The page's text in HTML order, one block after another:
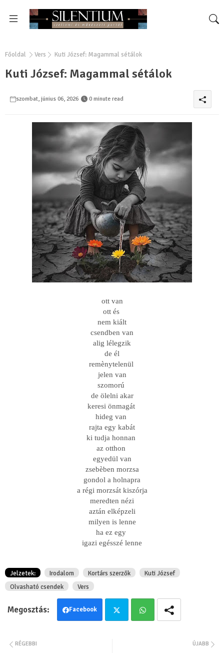
Főoldal Vers Kuti József: Magammal sétálok
Kuti József: Magammal sétálok
szombat, június 06, 2026 0 minute read
ott van
ott és
nem kiált
csendben van
alig lélegzik
de él
remènytelenül
jelen van
szomorú
de ölelni akar
keresi önmagát
hideg van
rajta egy kabát
ki tudja honnan
az otthon
egyedül van
zsebèben morzsa
gondol a holnapra
a régi morzsát kiszórja
meredten nézi
aztán elképzeli
milyen is lenne
ha ez egy
igazi egésszé lenne
Jelzetek: Irodalom Kortárs szerzők
Kuti József
Olvasható csendek
Vers
Facebook
ÚJABB
RÉGEBBI